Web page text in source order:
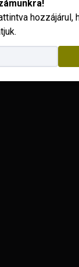
hozzájárul,